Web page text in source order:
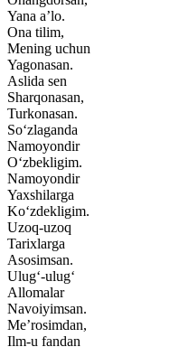
Yana a’lo.
Ona tilim,
Mening uchun
Yagonasan.
Aslida sen
Sharqonasan,
Turkonasan.
So‘zlaganda
Namoyondir
O‘zbekligim.
Namoyondir
Yaxshilarga
Ko‘zdekligim.
Uzoq-uzoq
Tarixlarga
Asosimsan.
Ulug‘-ulug‘
Allomalar
Navoiyimsan.
Me’rosimdan,
Ilm-u fandan